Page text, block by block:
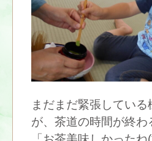
まだまだ緊張してい
が、茶道の時間が終わ